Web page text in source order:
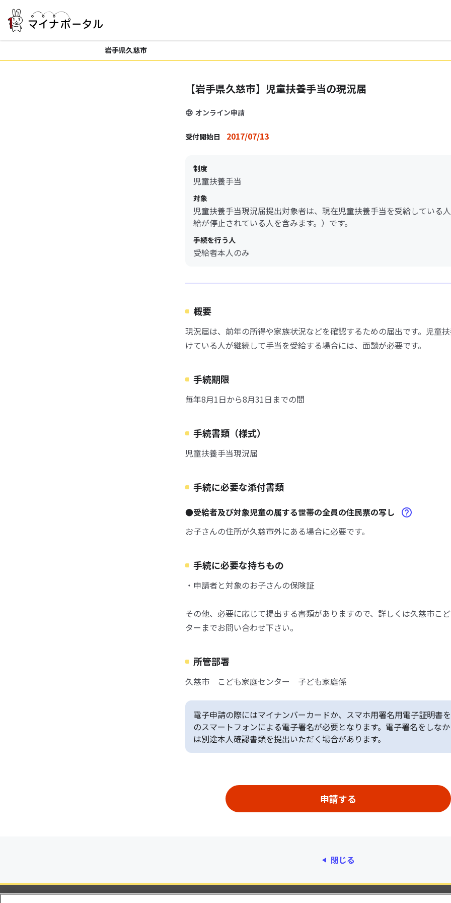
岩手県久慈市
【岩手県久慈市】児童扶養手当の現況届
オンライン申請
受付開始日 2017/07/13
制度
児童扶養手当
対象
児童扶養手当現況届提出対象者は、現在児童扶養手当を受給している
給が停止されている人を含みます。）です。
手続を行う人
受給者本人のみ
概要
現況届は、前年の所得や家族状況などを確認するための届出です。児童
けている人が継続して手当を受給する場合には、面談が必要です。
手続期限
毎年8月1日から8月31日までの間
手続書類（様式）
児童扶養手当現況届
手続に必要な添付書類
●受給者及び対象児童の属する世帯の全員の住民票の写し
お子さんの住所が久慈市外にある場合に必要です。
手続に必要な持ちもの
・申請者と対象のお子さんの保険証
その他、必要に応じて提出する書類がありますので、詳しくは久慈市こ
ターまでお問い合わせ下さい。
所管部署
久慈市 こども家庭センター 子ども家庭係
電子申請の際にはマイナンバーカードか、スマホ用署名用電子証明書
のスマートフォンによる電子署名が必要となります。電子署名をしな
は別途本人確認書類を提出いただく場合があります。
閉じる
動作環境 個人情報保護 利用規約 アクセシ